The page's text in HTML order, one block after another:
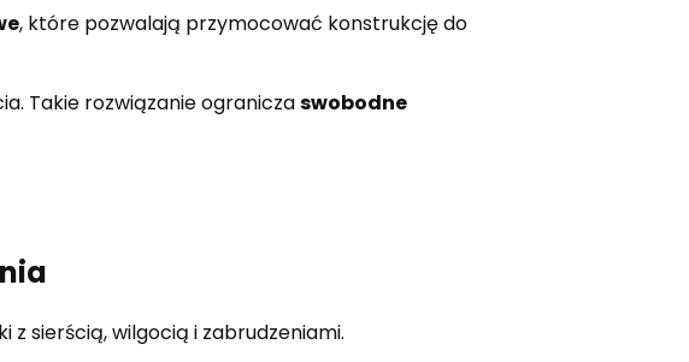
, które pozwalają przymocować konstrukcję do
Takie rozwiązanie ograniczaswobodne
sierścią, wilgocią i zabrudzeniami.